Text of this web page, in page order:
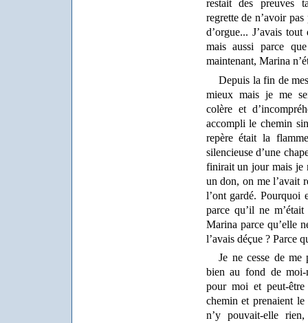
restait des preuves
regrette de n’avoir
d’orgue... J’avais
mais aussi parce
maintenant, Marina
Depuis la fin de
mieux mais je me
colère et
accompli le chemin
repère était la
silencieuse d’une
finirait un jour mais je
un don, on me l’avait
l’ont gardé. Pourquoi
parce qu’il ne
Marina parce qu’elle
l’avais déçue ? Parce
Je ne cesse de me
bien au fond de moi-
pour moi et peut-
chemin et prenaient le
n’y pouvait-elle